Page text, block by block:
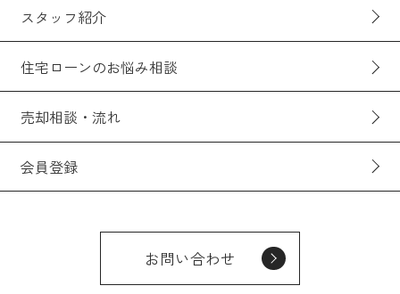
スタッフ紹介
住宅ローンのお悩み相談
売却相談・流れ
会員登録
お問い合わせ